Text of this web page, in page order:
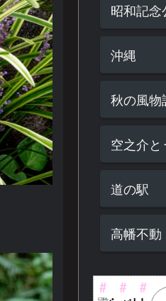
昭和記念
沖縄
秋の風物
空之介と
道の駅
高幡不動